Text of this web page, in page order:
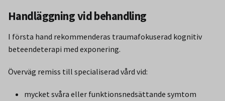
Handläggning vid behandling
I första hand rekommenderas traumafokuserad kognitiv
beteendeterapi med exponering.
Överväg remiss till specialiserad vård vid:
mycket svåra eller funktionsnedsättande symtom